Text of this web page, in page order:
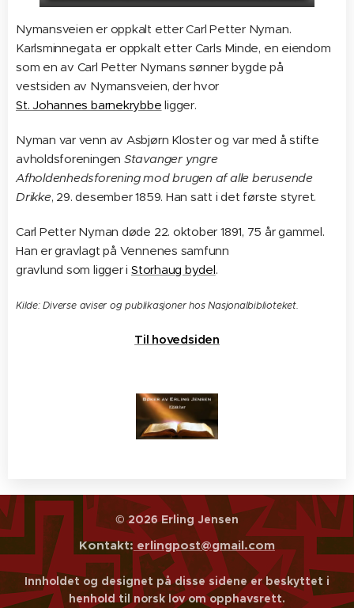
Nymansveien er oppkalt etter Carl Petter Nyman.
Karlsminnegata er oppkalt etter Carls Minde, en eiendom
som en av Carl Petter Nymans sønner bygde på
vestsiden av Nymansveien, der hvor
St. Johannes barnekrybbe ligger.
Nyman var venn av Asbjørn Kloster og var med å stifte
avholdsforeningen Stavanger yngre
Afholdenhedsforening mod brugen af alle berusende
Drikke, 29. desember 1859. Han satt i det første styret.
Carl Petter Nyman døde 22. oktober 1891, 75 år gammel.
Han er gravlagt på Vennenes samfunn
gravlund som ligger i Storhaug bydel.
Kilde: Diverse aviser og publikasjoner hos Nasjonalbiblioteket.
Til hovedsiden
© 2026 Erling Jensen
Kontakt: erlingpost@gmail.com
Innholdet og designet på disse sidene er beskyttet i
henhold til norsk lov om opphavsrett.